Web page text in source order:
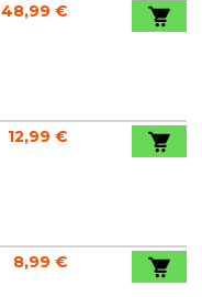
48,99 €
12,99 €
8,99 €